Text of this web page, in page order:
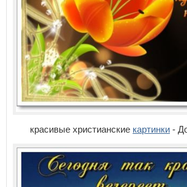
красивые христианские картинки -